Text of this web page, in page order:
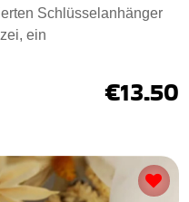
Schlüsselanhänger
ein
€13.50